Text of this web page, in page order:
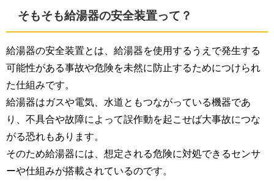
そもそも給湯器の安全装置って？
給湯器の安全装置とは、給湯器を使用するうえで発生する
可能性がある事故や危険を未然に防止するためにつけられ
た仕組みです。
給湯器はガスや電気、水道ともつながっている機器であ
り、不具合や故障によって誤作動を起こせば大事故につな
がる恐れもあります。
そのため給湯器には、想定される危険に対処できるセンサ
ーや仕組みが搭載されているのです。